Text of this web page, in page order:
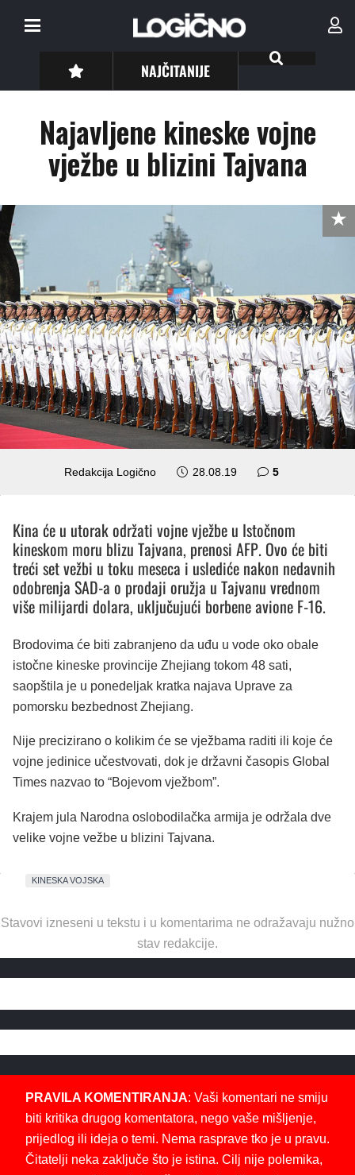
NAJČITANIJE
Najavljene kineske vojne
vježbe u blizini Tajvana
Redakcija Logično 28.08.19 5komentara
Kina će u utorak održati vojne vježbe u Istočnom
kineskom moru blizu Tajvana, prenosi AFP. Ovo će biti
treći set vežbi u toku meseca i uslediće nakon nedavnih
odobrenja SAD-a o prodaji oružja u Tajvanu vrednom
više milijardi dolara, uključujući borbene avione F-16.
Brodovima će biti zabranjeno da uđu u vode oko obale
istočne kineske provincije Zhejiang tokom 48 sati,
saopštila je u ponedeljak kratka najava Uprave za
pomorsku bezbednost Zhejiang.
Nije precizirano o kolikim će se vježbama raditi ili koje će
vojne jedinice učestvovati, dok je državni časopis Global
Times nazvao to “Bojevom vježbom”.
Krajem jula Narodna oslobodilačka armija je održala dve
velike vojne vežbe u blizini Tajvana.
KINESKA VOJSKA
Stavovi izneseni u tekstu i u komentarima ne odražavaju nužno
stav redakcije.
PRAVILA KOMENTIRANJA: Vaši komentari ne smiju
biti kritika drugog komentatora, nego vaše mišljenje,
prijedlog ili ideja o temi. Nema rasprave tko je u pravu.
Čitatelji neka zaključe što je istina. Cilj nije polemika,